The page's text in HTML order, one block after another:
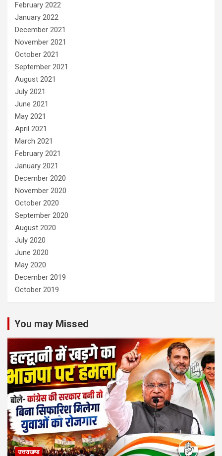
February 2022
January 2022
December 2021
November 2021
October 2021
September 2021
August 2021
July 2021
June 2021
May 2021
April 2021
March 2021
February 2021
January 2021
December 2020
November 2020
October 2020
September 2020
August 2020
July 2020
June 2020
May 2020
December 2019
October 2019
You may Missed
उत्तराखण्ड